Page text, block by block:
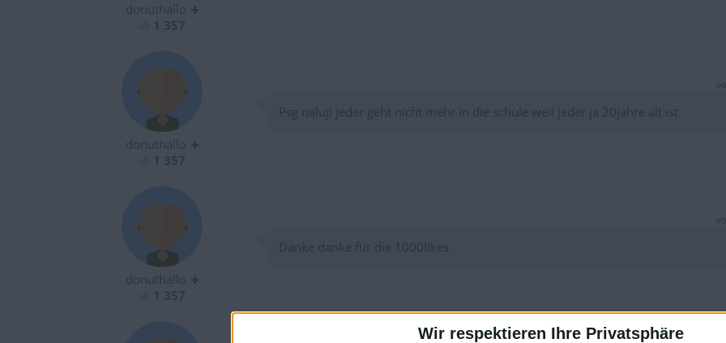
Wir respektieren Ihre Privatsphäre
donuthallo
donuthallo
Psg naluji jeder geht nicht mehr in die schule weil jeder ja 20jahre alt ist
donuthallo
Danke danke für die 1000likes